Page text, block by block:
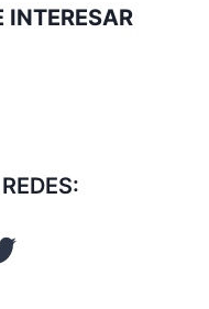
INTERESAR